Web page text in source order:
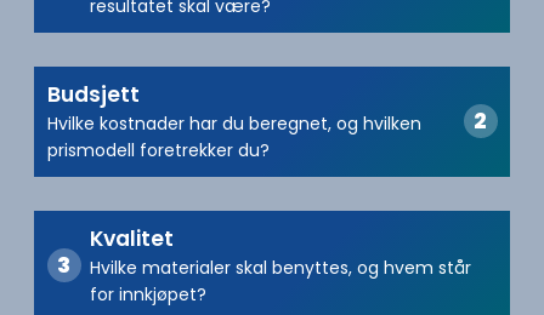
resultatet skal være?
Budsjett
Hvilke kostnader har du beregnet, og hvilken
prismodell foretrekker du?
Kvalitet
Hvilke materialer skal benyttes, og hvem står
for innkjøpet?